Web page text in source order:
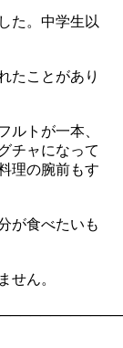
た。中学生以
たことがあり
ルトが一本、
チャになって
理の腕前もす
が食べたいも
せん。